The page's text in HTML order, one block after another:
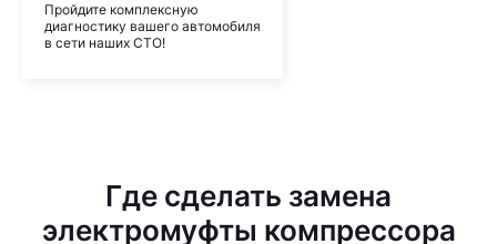
Пройдите комплексную
диагностику вашего автомобиля
в сети наших СТО!
Где сделать замена
электромуфты компрессора